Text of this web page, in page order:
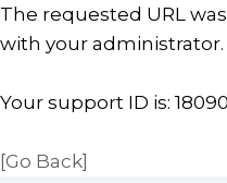
The requested URL
with your administrator.
Your support ID is:
[Go Back]